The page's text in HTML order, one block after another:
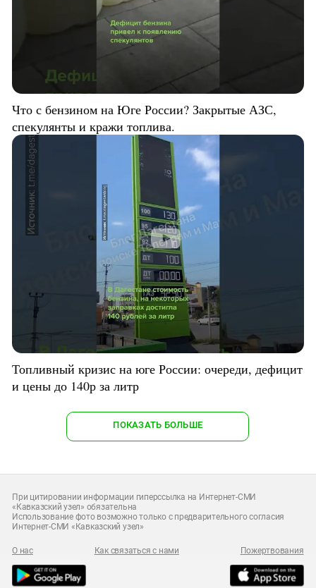
Что с бензином на Юге России? Закрытые АЗС,
спекулянты и кражи топлива.
Топливный кризис на юге России: очереди, дефицит
и цены до 140р за литр
ПОКАЗАТЬ БОЛЬШЕ
При цитировании информации гиперссылка на Интернет-СМИ
«Кавказский узел» обязательна
Использование фото возможно только с предварительного согласия
Интернет-СМИ «Кавказский узел»
О нас Как связаться с нами Пожертвования